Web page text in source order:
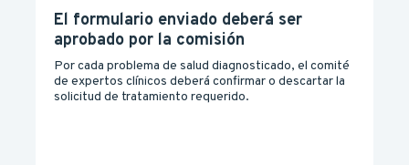
El formulario enviado deberá ser
aprobado por la comisión
Por cada problema de salud diagnosticado, el comité
de expertos clínicos deberá confirmar o descartar la
solicitud de tratamiento requerido.